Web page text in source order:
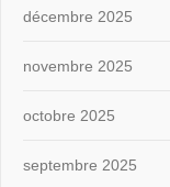
décembre 2025
novembre 2025
octobre 2025
septembre 2025